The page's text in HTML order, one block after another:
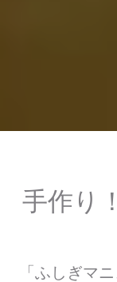
手作り
「ふしぎマ